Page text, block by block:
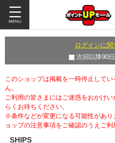
ログインに
次回以降90
このショップは掲載を一時停止して
ん。
ご利用の皆さまにはご迷惑をおかけ
らくお待ちください。
※条件などが変更になる可能性があ
ョップの注意事項をご確認のうえご利
SHIPS